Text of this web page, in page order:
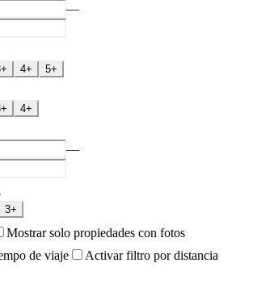
—
4+ 5+
4+
—
3+
Mostrar solo propiedades con fotos
de viaje
Activar filtro por distancia